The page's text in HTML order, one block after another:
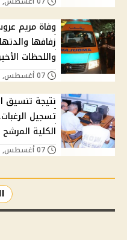
وفاة مريم
زفافها
واللحظات
تسجيل
الكلية